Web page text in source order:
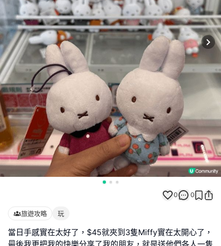
0 0
旅遊攻略 玩
當日手感實在太好了，$45就夾到3隻Miffy實在太開心了，
最後我更把我的快樂分享了我的朋友，就是送他們各人一隻